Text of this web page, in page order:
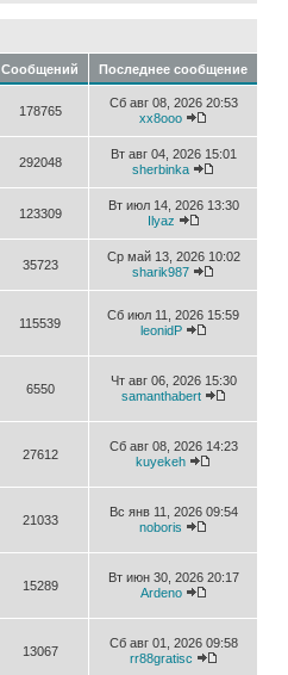
Сообщений Последнее сообщение
178765
Сб авг 08, 2026 20:53
xx8ooo
292048
Вт авг 04, 2026 15:01
sherbinka
123309
Вт июл 14, 2026 13:30
Ilyaz
35723
Ср май 13, 2026 10:02
sharik987
115539
Сб июл 11, 2026 15:59
leonidP
6550
Чт авг 06, 2026 15:30
samanthabert
27612
Сб авг 08, 2026 14:23
kuyekeh
21033
Вс янв 11, 2026 09:54
noboris
15289
Вт июн 30, 2026 20:17
Ardeno
13067
Сб авг 01, 2026 09:58
rr88gratisc